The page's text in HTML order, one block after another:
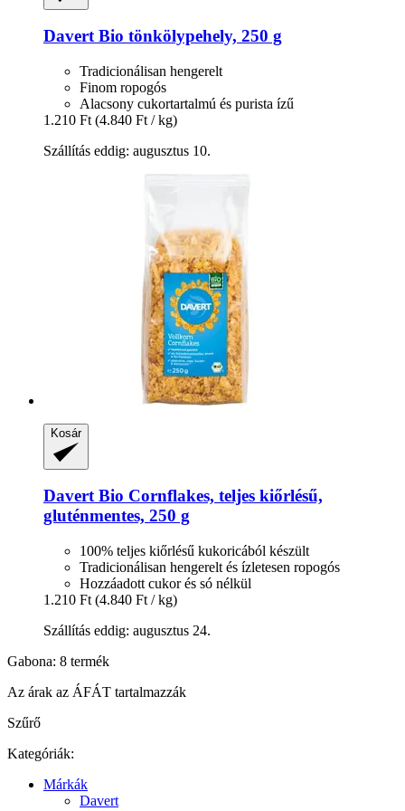
DavertBio tönkölypehely, 250 g
Tradicionálisan hengerelt
Finom ropogós
Alacsony cukortartalmú és purista ízű
1.210 Ft (4.840 Ft / kg)
Szállítás eddig: augusztus 10.
Kosár
DavertBio Cornflakes, teljes kiőrlésű,
gluténmentes, 250 g
100% teljes kiőrlésű kukoricából készült
Tradicionálisan hengerelt és ízletesen ropogós
Hozzáadott cukor és só nélkül
1.210 Ft (4.840 Ft / kg)
Szállítás eddig: augusztus 24.
Gabona: 8 termék
Az árak az ÁFÁT tartalmazzák
Szűrő
Kategóriák:
Márkák
Davert